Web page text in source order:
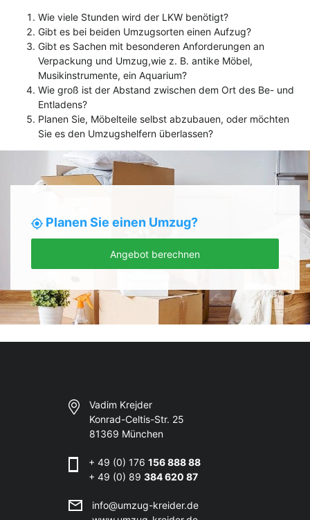
Wie viele Stunden wird der LKW benötigt?
Gibt es bei beiden Umzugsorten einen Aufzug?
Gibt es Sachen mit besonderen Anforderungen an
Verpackung und Umzug,wie z. B. antike Möbel,
Musikinstrumente, ein Aquarium?
Wie groß ist der Abstand zwischen dem Ort des Be- und
Entladens?
Planen Sie, Möbelteile selbst abzubauen, oder möchten
Sie es den Umzugshelfern überlassen?
Planen Sie einen Umzug?
Angebot berechnen
Vadim Krejder
Konrad-Celtis-Str. 25
81369 München
+ 49 (0) 176 156 888 88
+ 49 (0) 89 384 620 87
info@umzug-kreider.de